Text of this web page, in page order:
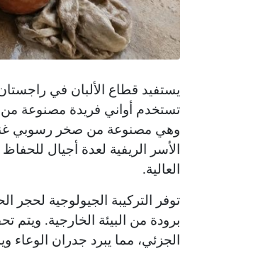
يستفيد قطاع الألبان في
تستخدم أواني فريدة مصنوعة من
وهي مصنوعة من صخر رسوبي
الأسر الريفية لعدة أجيال
العالية.
توفر التركيبة الجيولوجية لحجر
برودة من البيئة الخارجية.
الجزئي، مما يبرد جدران الوعاء